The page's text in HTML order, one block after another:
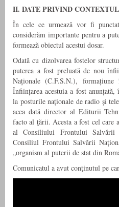
II. DATE PRIVIND
În cele ce urmează vor fi
considerăm importante pentru a
formează obiectul acestui dosar.
Odată cu dizolvarea fostelor
puterea a fost preluată de nou
Naționale (C.F.S.N.),
Înființarea acestuia a fost
la posturile naționale de radio şi
acea dată director al Editurii
facto al ţării. Acesta a fost cel care
al Consiliului Frontului Salvării
Consiliul Frontului Salvării
„organism al puterii de stat din
Comunicatul a avut conţinutul pe